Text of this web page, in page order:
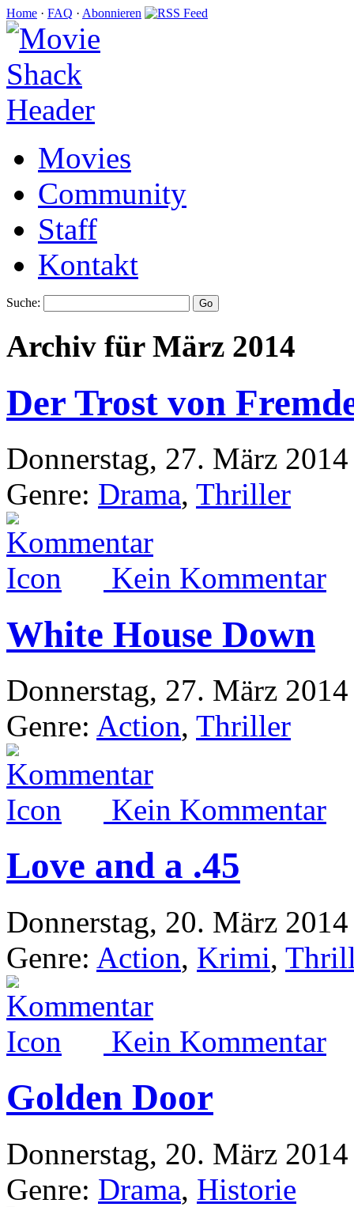
Home · FAQ · Abonnieren
Movies
Community
Staff
Kontakt
Suche:
Archiv für März 2014
Der Trost von
Donnerstag, 27. März
Genre: Drama, Thriller
Kein Kommentar
White House Down
Donnerstag, 27. März
Genre: Action, Thriller
Kein Kommentar
Love and a .45
Donnerstag, 20. März
Genre: Action, Krimi,
Kein Kommentar
Golden Door
Donnerstag, 20. März
Genre: Drama, Historie